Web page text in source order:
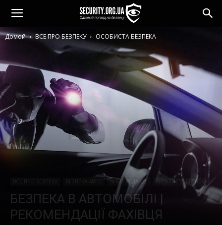
Домой ВСЕ ПРО БЕЗПЕКУ ОСОБИСТА БЕЗПЕКА
ВСЕ ПРО БЕЗПЕКУ БЕЗПЕКА АВТО ВИБІР РЕДАКЦІЇ ОСОБИСТА БЕЗПЕКА
БЕЗПЕКА В АВТОМОБІЛІ |
РЕКОМЕНДАЦІЇ ФАХІВЦЯ